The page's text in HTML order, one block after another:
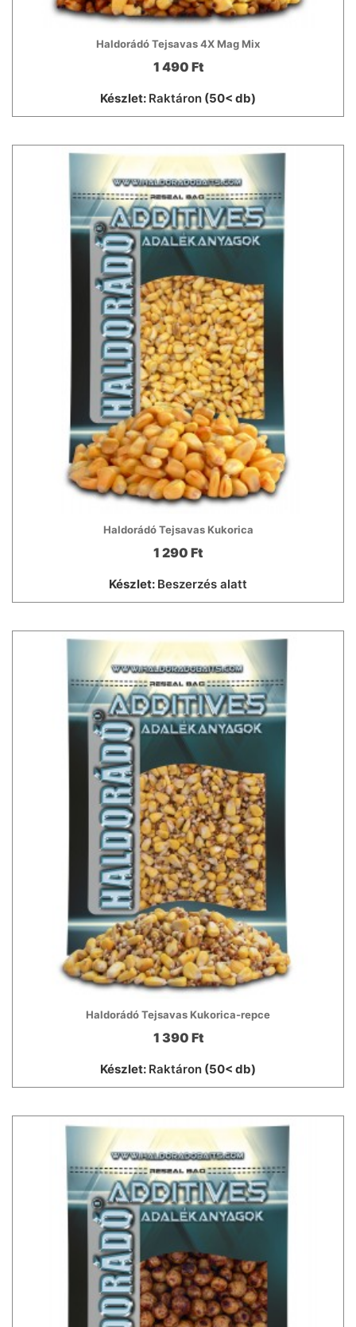
Haldorádó Tejsavas 4X Mag Mix
1 490 Ft
Készlet: Raktáron (50< db)
Haldorádó Tejsavas Kukorica
1 290 Ft
Készlet: Beszerzés alatt
Haldorádó Tejsavas Kukorica-repce
1 390 Ft
Készlet: Raktáron (50< db)